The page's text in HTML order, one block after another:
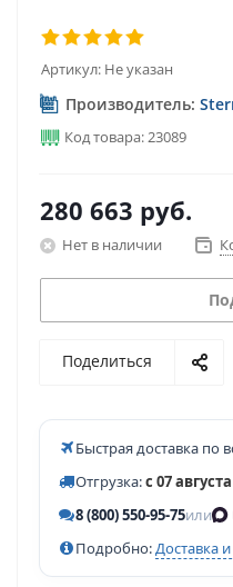
Артикул: Не указан
Производитель:
Код товара: 23089
280 663 руб.
Нет в наличии
Поделиться
Быстрая доставка по
Отгрузка:с 07 августа
8 (800) 550-95-75или
Подробно:Доставка